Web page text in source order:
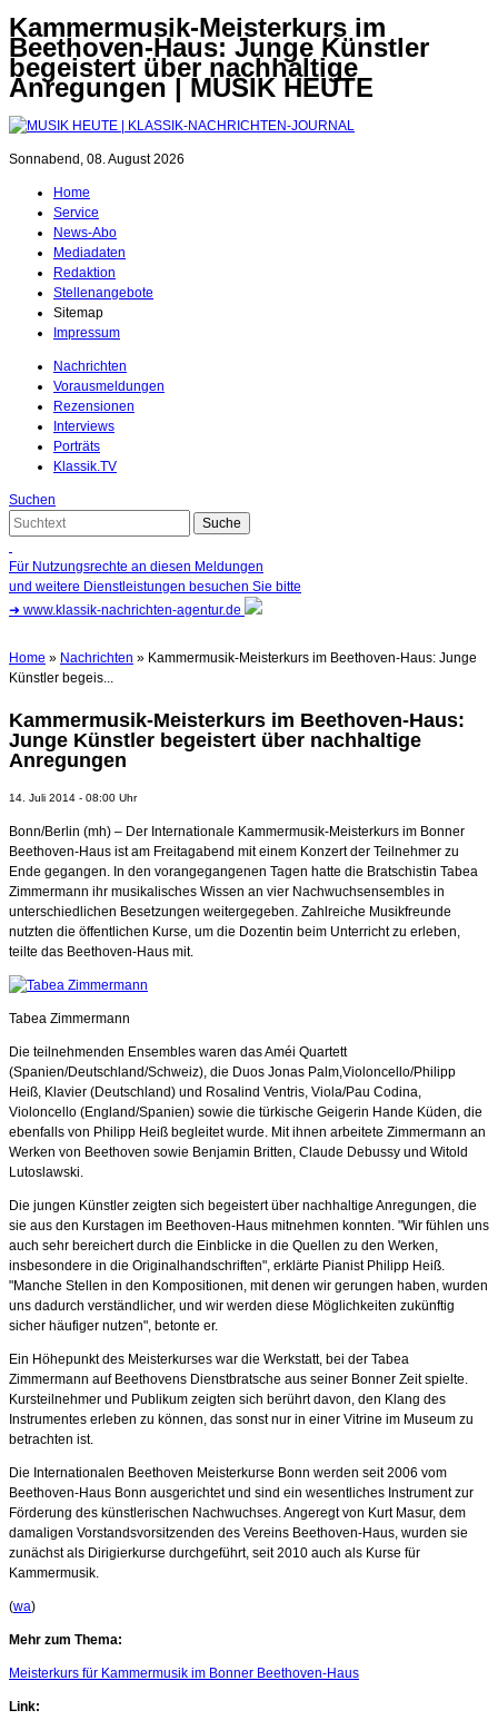
Kammermusik-Meisterkurs im
Beethoven-Haus: Junge Künstler
begeistert über nachhaltige
Anregungen | MUSIK HEUTE
Sonnabend, 08. August 2026
Home
Service
News-Abo
Mediadaten
Redaktion
Stellenangebote
Sitemap
Impressum
Nachrichten
Vorausmeldungen
Rezensionen
Interviews
Porträts
Klassik.TV
Suchen
Für Nutzungsrechte an diesen Meldungen
und weitere Dienstleistungen besuchen Sie bitte
➜ www.klassik-nachrichten-agentur.de
Home » Nachrichten » Kammermusik-Meisterkurs im Beethoven-Haus: Junge
Künstler begeis...
Kammermusik-Meisterkurs im Beethoven-Haus:
Junge Künstler begeistert über nachhaltige
Anregungen
14. Juli 2014 - 08:00 Uhr
Bonn/Berlin (mh) – Der Internationale Kammermusik-Meisterkurs im Bonner
Beethoven-Haus ist am Freitagabend mit einem Konzert der Teilnehmer zu
Ende gegangen. In den vorangegangenen Tagen hatte die Bratschistin Tabea
Zimmermann ihr musikalisches Wissen an vier Nachwuchsensembles in
unterschiedlichen Besetzungen weitergegeben. Zahlreiche Musikfreunde
nutzten die öffentlichen Kurse, um die Dozentin beim Unterricht zu erleben,
teilte das Beethoven-Haus mit.
Tabea Zimmermann
Die teilnehmenden Ensembles waren das Améi Quartett
(Spanien/Deutschland/Schweiz), die Duos Jonas Palm,Violoncello/Philipp
Heiß, Klavier (Deutschland) und Rosalind Ventris, Viola/Pau Codina,
Violoncello (England/Spanien) sowie die türkische Geigerin Hande Küden, die
ebenfalls von Philipp Heiß begleitet wurde. Mit ihnen arbeitete Zimmermann an
Werken von Beethoven sowie Benjamin Britten, Claude Debussy und Witold
Lutoslawski.
Die jungen Künstler zeigten sich begeistert über nachhaltige Anregungen, die
sie aus den Kurstagen im Beethoven-Haus mitnehmen konnten. "Wir fühlen uns
auch sehr bereichert durch die Einblicke in die Quellen zu den Werken,
insbesondere in die Originalhandschriften", erklärte Pianist Philipp Heiß.
"Manche Stellen in den Kompositionen, mit denen wir gerungen haben, wurden
uns dadurch verständlicher, und wir werden diese Möglichkeiten zukünftig
sicher häufiger nutzen", betonte er.
Ein Höhepunkt des Meisterkurses war die Werkstatt, bei der Tabea
Zimmermann auf Beethovens Dienstbratsche aus seiner Bonner Zeit spielte.
Kursteilnehmer und Publikum zeigten sich berührt davon, den Klang des
Instrumentes erleben zu können, das sonst nur in einer Vitrine im Museum zu
betrachten ist.
Die Internationalen Beethoven Meisterkurse Bonn werden seit 2006 vom
Beethoven-Haus Bonn ausgerichtet und sind ein wesentliches Instrument zur
Förderung des künstlerischen Nachwuchses. Angeregt von Kurt Masur, dem
damaligen Vorstandsvorsitzenden des Vereins Beethoven-Haus, wurden sie
zunächst als Dirigierkurse durchgeführt, seit 2010 auch als Kurse für
Kammermusik.
(wa)
Mehr zum Thema:
Meisterkurs für Kammermusik im Bonner Beethoven-Haus
Link: